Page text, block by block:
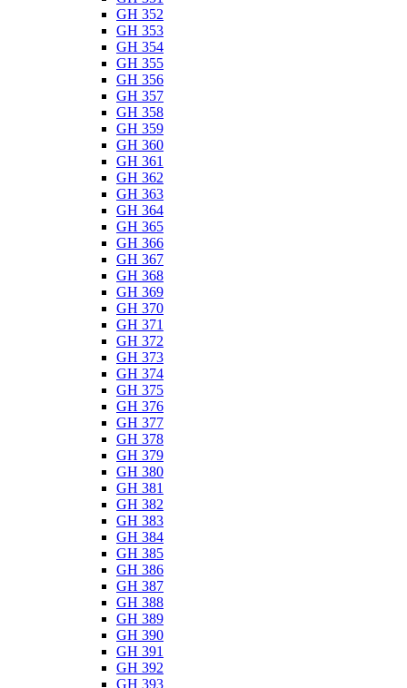
GH 352
GH 353
GH 354
GH 355
GH 356
GH 357
GH 358
GH 359
GH 360
GH 361
GH 362
GH 363
GH 364
GH 365
GH 366
GH 367
GH 368
GH 369
GH 370
GH 371
GH 372
GH 373
GH 374
GH 375
GH 376
GH 377
GH 378
GH 379
GH 380
GH 381
GH 382
GH 383
GH 384
GH 385
GH 386
GH 387
GH 388
GH 389
GH 390
GH 391
GH 392
GH 393